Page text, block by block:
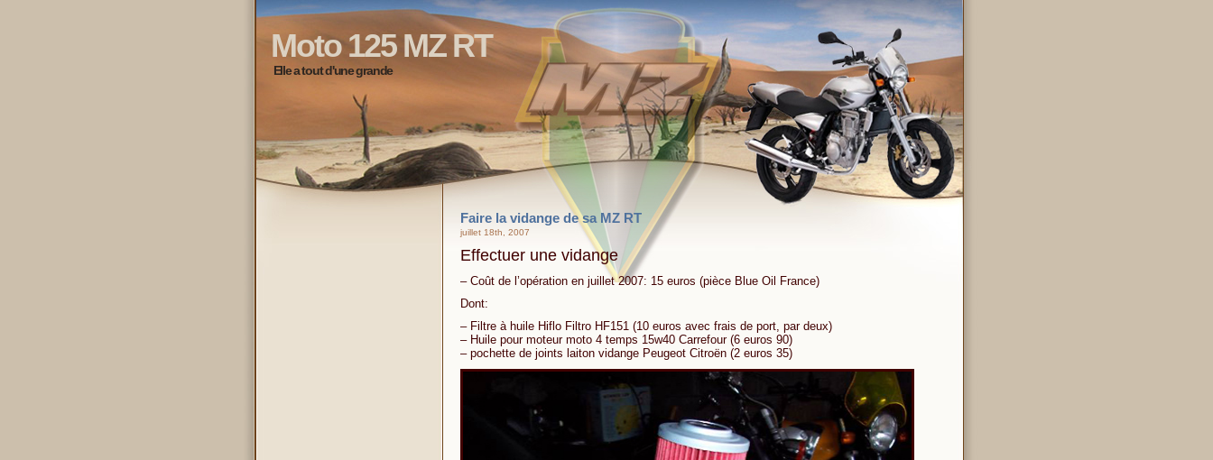
Moto 125 MZ RT
Elle a tout d'une grande
Faire la vidange de sa MZ RT
juillet 18th, 2007
Effectuer une vidange
– Coût de l’opération en juillet 2007: 15 euros (pièce Blue Oil France)
Dont:
– Filtre à huile Hiflo Filtro HF151 (10 euros avec frais de port, par deux)
– Huile pour moteur moto 4 temps 15w40 Carrefour (6 euros 90)
– pochette de joints laiton vidange Peugeot Citroën (2 euros 35)